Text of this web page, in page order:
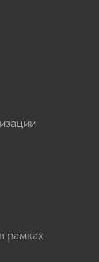
рамках